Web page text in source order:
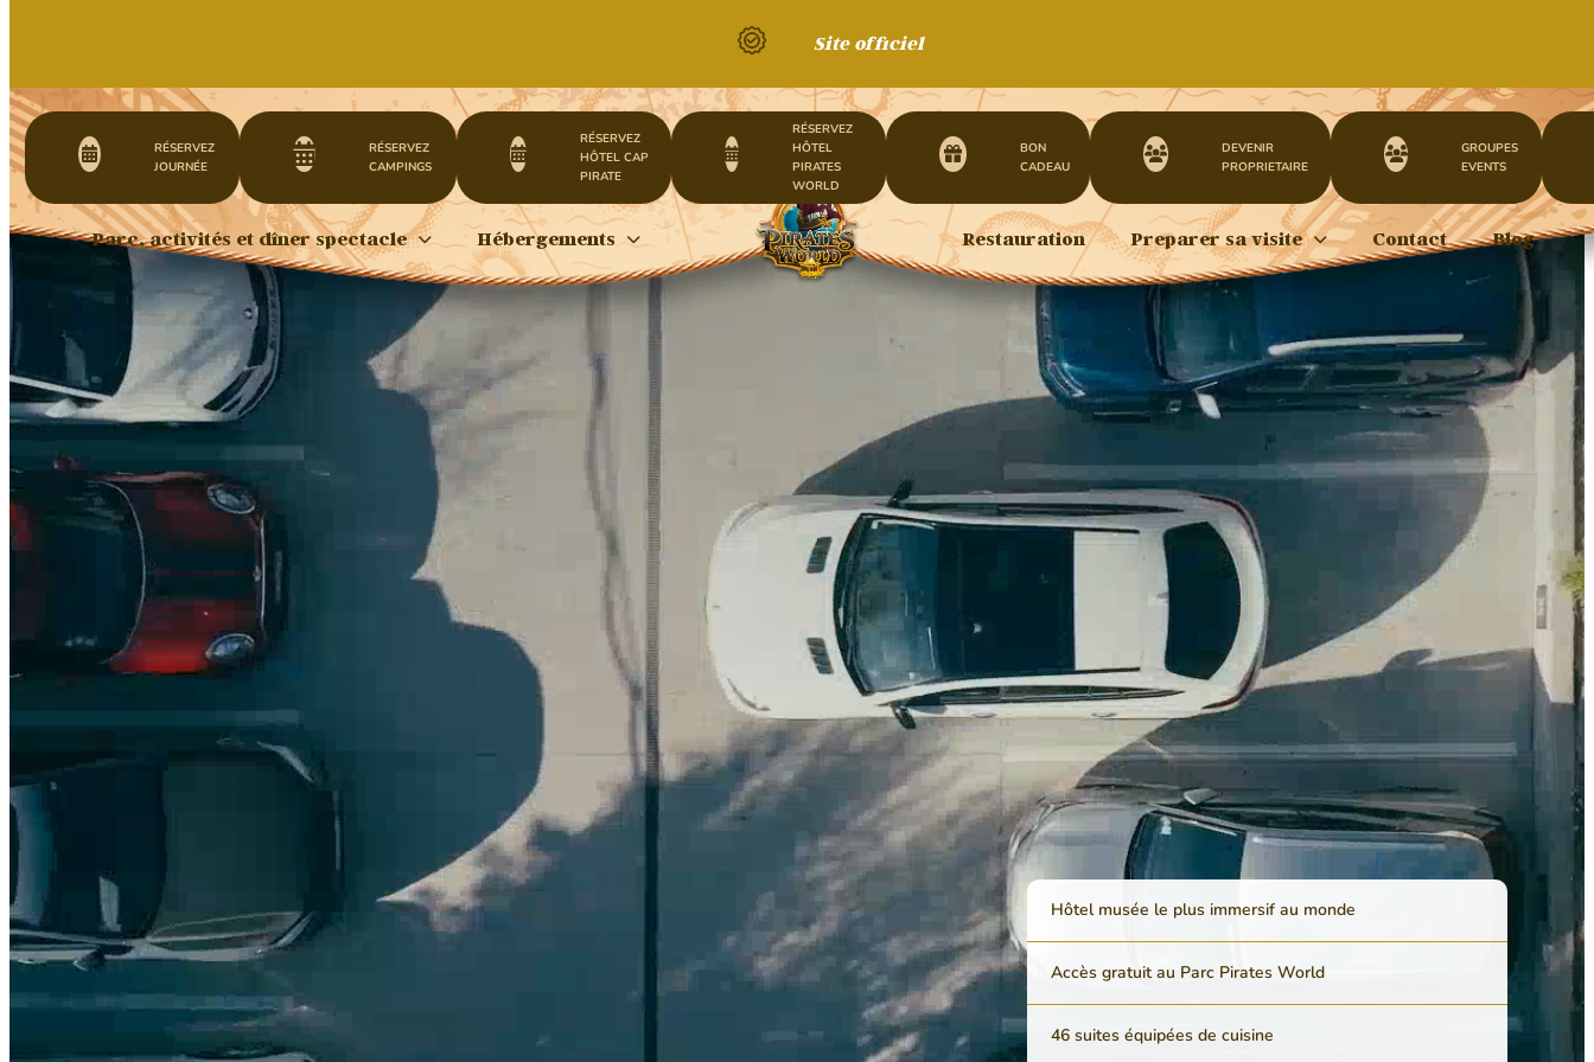
Site officiel
RÉSERVEZ
JOURNÉE
RÉSERVEZ
CAMPINGS
RÉSERVEZ
HÔTEL CAP
PIRATE
RÉSERVEZ
HÔTEL
PIRATES
WORLD
BON
CADEAU
DEVENIR
PROPRIETAIRE
GROUPES
EVENTS
Parc, activités et dîner spectacle Hébergements Restauration Preparer sa visite Contact Blog
Hôtel musée le plus immersif au monde
Accès gratuit au Parc Pirates World
46 suites équipées de cuisine